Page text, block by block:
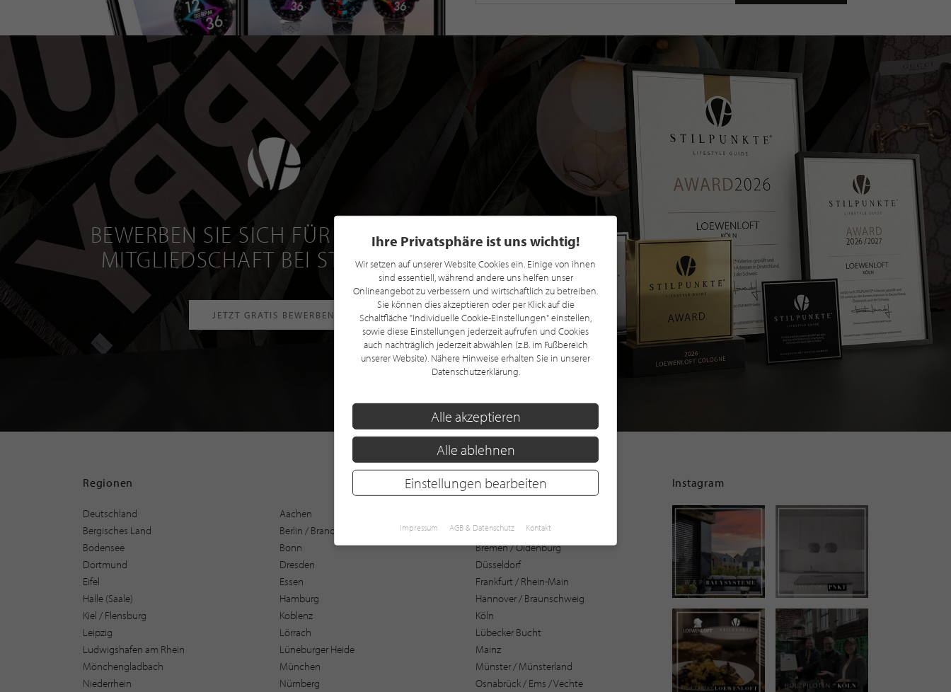
BEWERBEN SIE SICH FÜR EINE GRATIS
MITGLIEDSCHAFT BEI STILPUNKTE®
JETZT GRATIS BEWERBEN
Regionen
Deutschland Aachen
Bergisches Land
Berlin / Brandenburg
Bochum
Bodensee
Bonn
Bremen / Oldenburg
Dortmund
Dresden
Düsseldorf
Eifel
Essen
Frankfurt / Rhein-Main
Halle (Saale)
Hamburg
Hannover / Braunschweig
Kiel / Flensburg
Koblenz
Köln
Leipzig
Lörrach
Lübecker Bucht
Ludwigshafen am Rhein
Lüneburger Heide
Mainz
Mönchengladbach
München
Münster / Münsterland
Niederrhein
Nürnberg
Osnabrück / Ems / Vechte
Instagram
Ihre Privatsphäre ist uns wichtig!
Wir setzen auf unserer Website Cookies ein. Einige von ihnen
sind essentiell, während andere uns helfen unser
Onlineangebot zu verbessern und wirtschaftlich zu betreiben.
Sie können dies akzeptieren oder per Klick auf die
Schaltfläche "Individuelle Cookie-Einstellungen" einstellen,
sowie diese Einstellungen jederzeit aufrufen und Cookies
auch nachträglich jederzeit abwählen (z.B. im Fußbereich
unserer Website). Nähere Hinweise erhalten Sie in unserer
Datenschutzerklärung.
Alle akzeptieren
Alle ablehnen
Einstellungen bearbeiten
Impressum AGB & Datenschutz Kontakt